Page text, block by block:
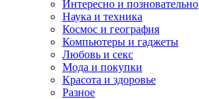
Интересно и позновательно
Наука и техника
Космос и география
Компьютеры и гаджеты
Любовь и секс
Мода и покупки
Красота и здоровье
Разное